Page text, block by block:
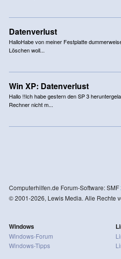
Datenverlust
HalloHabe von meiner Festplatte
Löschen woll...
Win XP: Datenverlust
Hallo !!Ich habe gestern den SP 3
Rechner nicht m...
Computerhilfen.de Forum-Software: SMF
© 2001-2026, Lewis Media. Alle Rechte
Windows
Windows-Forum
Windows-Tipps